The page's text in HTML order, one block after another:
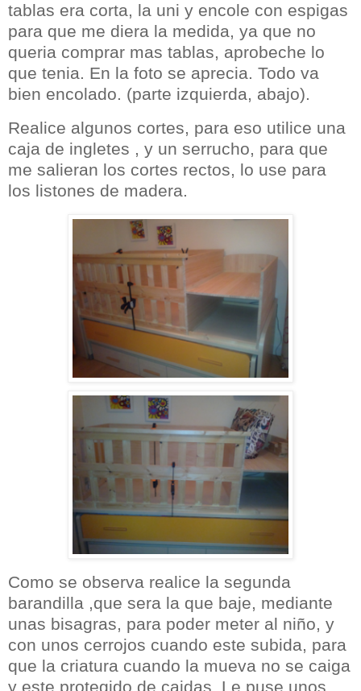
tablas era corta, la uni y encole con espigas
para que me diera la medida, ya que no
queria comprar mas tablas, aprobeche lo
que tenia. En la foto se aprecia. Todo va
bien encolado. (parte izquierda, abajo).
Realice algunos cortes, para eso utilice una
caja de ingletes , y un serrucho, para que
me salieran los cortes rectos, lo use para
los listones de madera.
Como se observa realice la segunda
barandilla ,que sera la que baje, mediante
unas bisagras, para poder meter al niño, y
con unos cerrojos cuando este subida, para
que la criatura cuando la mueva no se caiga
y este protegido de caidas. Le puse unos